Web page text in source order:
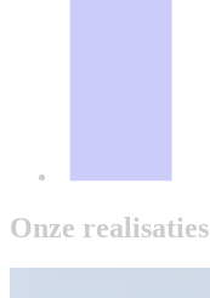
Onze realisaties